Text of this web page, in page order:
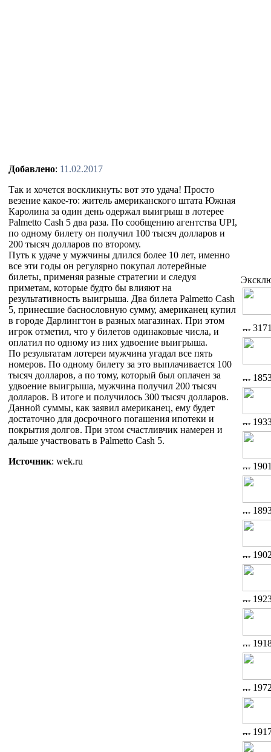
Добавлено: 11.02.2017
Так и хочется воскликнуть: вот это удача! Просто
везение какое-то: житель американского штата Южная
Каролина за один день одержал выигрыш в лотерее
Palmetto Cash 5 два раза. По сообщению агентства UPI,
по одному билету он получил 100 тысяч долларов и
200 тысяч долларов по второму.
Путь к удаче у мужчины длился более 10 лет, именно
все эти годы он регулярно покупал лотерейные
билеты, применяя разные стратегии и следуя
приметам, которые будто бы влияют на
результативность выигрыша. Два билета Palmetto Cash
5, принесшие баснословную сумму, американец купил
в городе Дарлингтон в разных магазинах. При этом
игрок отметил, что у билетов одинаковые числа, и
оплатил по одному из них удвоение выигрыша.
По результатам лотереи мужчина угадал все пять
номеров. По одному билету за это выплачивается 100
тысяч долларов, а по тому, который был оплачен за
удвоение выигрыша, мужчина получил 200 тысяч
долларов. В итоге и получилось 300 тысяч долларов.
Данной суммы, как заявил американец, ему будет
достаточно для досрочного погашения ипотеки и
покрытия долгов. При этом счастливчик намерен и
дальше участвовать в Palmetto Cash 5.
Источник: wek.ru